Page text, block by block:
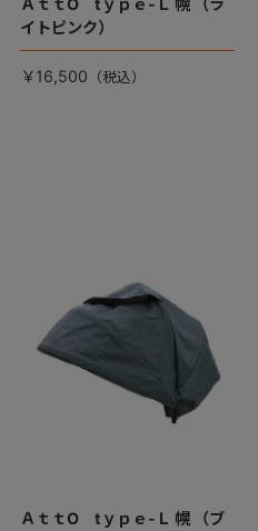
イトピンク）
￥16,500
ＡｔｔO tｙｐｅ-Ｌ 幌 （ブ